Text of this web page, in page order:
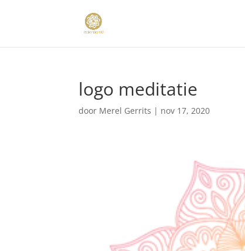
logo meditatie
door Merel Gerrits | nov 17, 2020